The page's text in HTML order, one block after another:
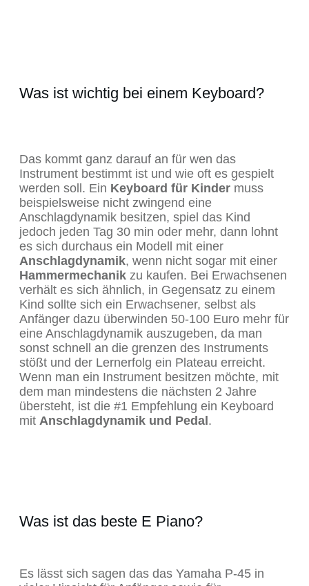
Was ist wichtig bei einem Keyboard?
Das kommt ganz darauf an für wen das
Instrument bestimmt ist und wie oft es gespielt
werden soll. Ein Keyboard für Kinder muss
beispielsweise nicht zwingend eine
Anschlagdynamik besitzen, spiel das Kind
jedoch jeden Tag 30 min oder mehr, dann lohnt
es sich durchaus ein Modell mit einer
Anschlagdynamik, wenn nicht sogar mit einer
Hammermechanik zu kaufen. Bei Erwachsenen
verhält es sich ähnlich, in Gegensatz zu einem
Kind sollte sich ein Erwachsener, selbst als
Anfänger dazu überwinden 50-100 Euro mehr für
eine Anschlagdynamik auszugeben, da man
sonst schnell an die grenzen des Instruments
stößt und der Lernerfolg ein Plateau erreicht.
Wenn man ein Instrument besitzen möchte, mit
dem man mindestens die nächsten 2 Jahre
übersteht, ist die #1 Empfehlung ein Keyboard
mit Anschlagdynamik und Pedal .
Was ist das beste E Piano?
Es lässt sich sagen das das Yamaha P-45 in